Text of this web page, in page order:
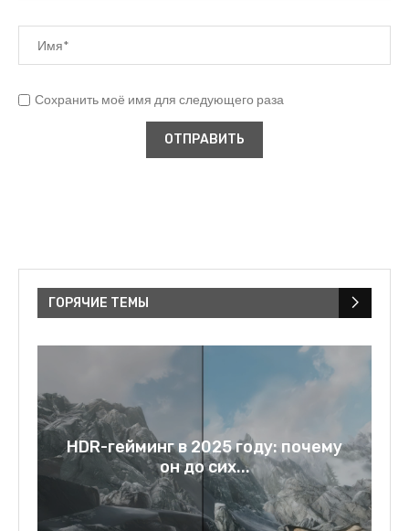
Сохранить моё имя для следующего раза
ГОРЯЧИЕ ТЕМЫ
Rage bait: слово года 2025 и
зеркало нашей...